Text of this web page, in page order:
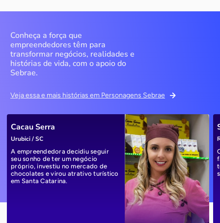
Conheça a força que
empreendedores têm para
transformar negócios, realidades e
histórias de vida, com o apoio do
Sebrae.
Veja essa e mais histórias em Personagens Sebrae
Cacau Serra
Urubici / SC
A empreendedora decidiu seguir
seu sonho de ter um negócio
próprio, investiu no mercado de
chocolates e virou atrativo turístico
em Santa Catarina.